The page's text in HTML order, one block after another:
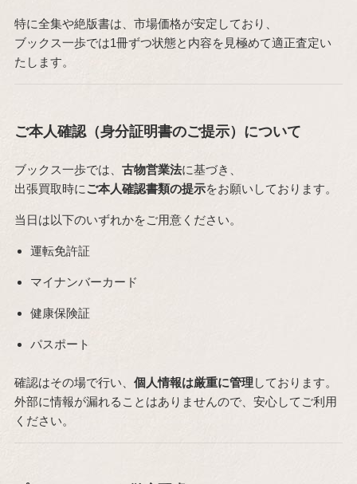
特に全集や絶版書は、市場価格が安定しており、
ブックス一歩では1冊ずつ状態と内容を見極めて適正査定い
たします。
ご本人確認（身分証明書のご提示）について
ブックス一歩では、 古物営業法に基づき、
出張買取時にご本人確認書類の提示をお願いしております。
当日は以下のいずれかをご用意ください。
運転免許証
マイナンバーカード
健康保険証
パスポート
確認はその場で行い、 個人情報は厳重に管理しております。
外部に情報が漏れることはありませんので、安心してご利用
ください。